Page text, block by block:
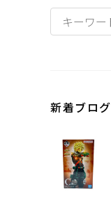
新着ブログ